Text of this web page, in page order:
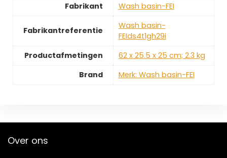
Fabrikant
‎Wash basin-FEI
Fabrikantreferentie
‎Wash basin-
FEIds4t1gh29i
Productafmetingen
‎62 x 25.5 x 25 cm; 2.3 kg
Brand
Merk: Wash basin-FEI
Over ons